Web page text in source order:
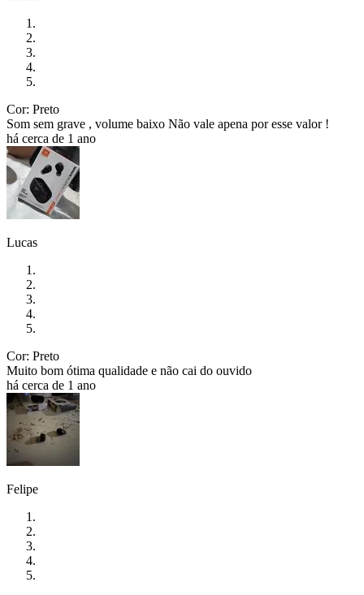
Cor: Preto
Som sem grave , volume baixo Não vale apena por esse valor !
há cerca de 1 ano
Lucas
Cor: Preto
Muito bom ótima qualidade e não cai do ouvido
há cerca de 1 ano
Felipe